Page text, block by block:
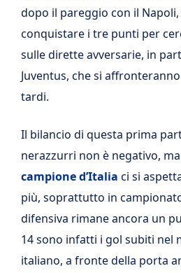
dopo il pareggio con il
conquistare i tre punti per
sulle dirette avversarie, in
Juventus, che si
tardi.
Il bilancio di questa prima
nerazzurri non è negativo,
campione d’Italia ci si
più, soprattutto in
difensiva rimane ancora un
14 sono infatti i gol subiti nel
italiano, a fronte della porta